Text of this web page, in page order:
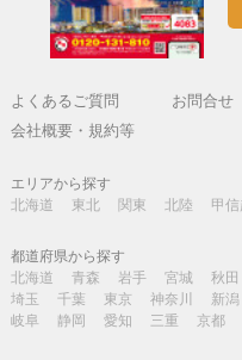
よくあるご質問 お問合せ
会社概要・規約等
エリアから探す
北海道
東北 関東 北陸 甲信
都道府県から探す
北海道
青森 岩手 宮城 秋田
埼玉
千葉 東京 神奈川 新潟
岐阜
静岡 愛知 三重 京都